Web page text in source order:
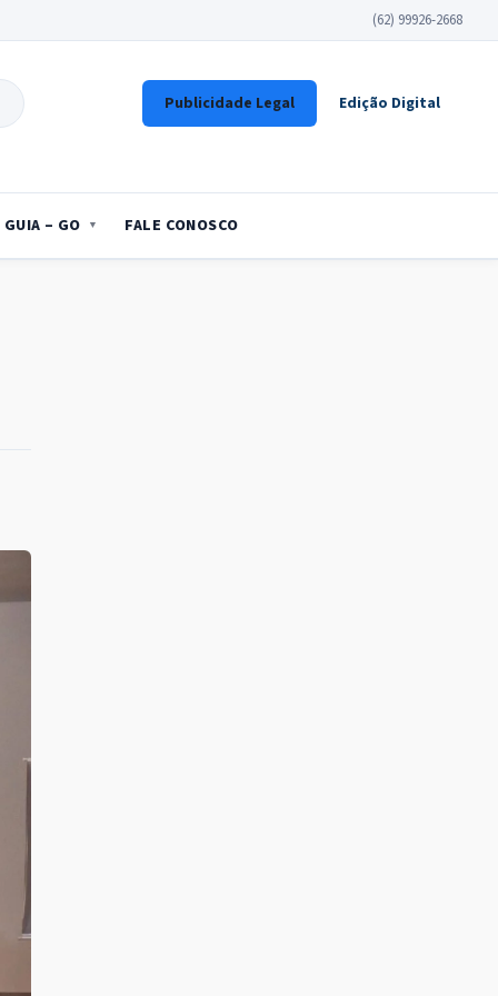
(62) 99926-2668
Publicidade Legal Edição Digital
GUIA – GO FALE CONOSCO